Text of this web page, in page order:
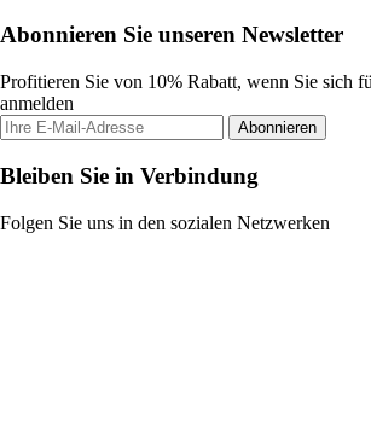
Abonnieren Sie unseren Newsletter
Profitieren Sie von 10% Rabatt, wenn Sie sich
anmelden
Abonnieren
Bleiben Sie in Verbindung
Folgen Sie uns in den sozialen Netzwerken